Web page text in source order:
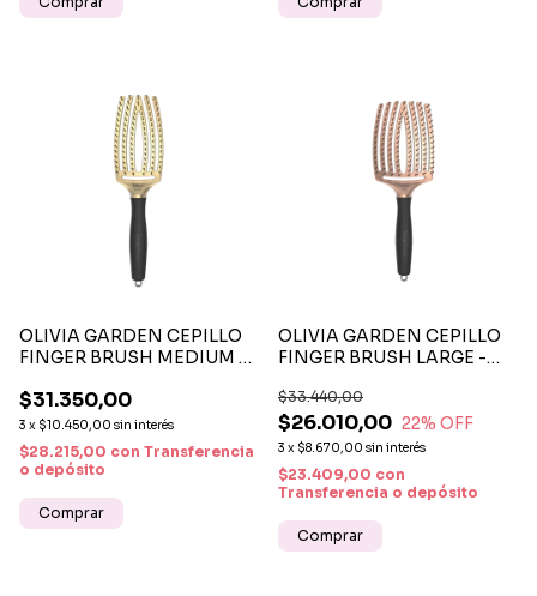
OLIVIA GARDEN CEPILLO
FINGER BRUSH MEDIUM -
DESENREDANTE SUAVE Y
ANTIFRIZZ
$31.350,00
3 x $10.450,00 sin interés
$28.215,00 con Transferencia
o depósito
OLIVIA GARDEN CEPILLO
FINGER BRUSH LARGE -
DESENREDANTE
ANTIFRIZZ Y
ERGONÓMICO
$26.010,00
$33.440,00
22% OFF
3 x $8.670,00 sin interés
$23.409,00 con
Transferencia o depósito